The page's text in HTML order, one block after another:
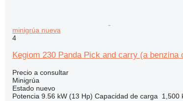
minigrúa nueva
4
Kegiom 230 Panda Pick and carry (a benzina
Precio a consultar
Minigrúa
Estadonuevo
Potencia 9.56 kW (13 Hp) Capacidad de carga 1,500